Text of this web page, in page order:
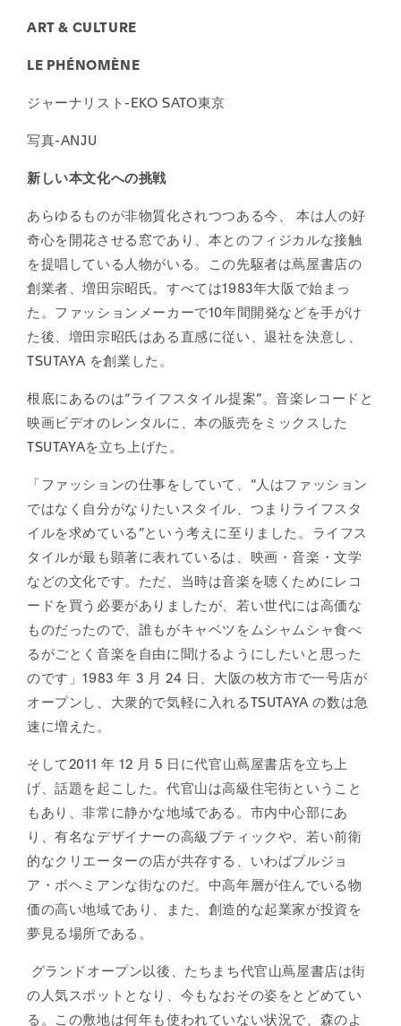
ART & CULTURE
LE PHÉNOMÈNE
ジャーナリスト-EKO SATO東京
写真-ANJU
新しい本文化への挑戦
あらゆるものが非物質化されつつある今、 本は人の好
奇心を開花させる窓であり、本とのフィジカルな接触
を提唱している人物がいる。この先駆者は蔦屋書店の
創業者、増田宗昭氏。すべては1983年大阪で始まっ
た。ファッションメーカーで10年間開発などを手がけ
た後、増田宗昭氏はある直感に従い、退社を決意し、
TSUTAYA を創業した。
根底にあるのは“ライフスタイル提案”。音楽レコードと
映画ビデオのレンタルに、本の販売をミックスした
TSUTAYAを立ち上げた。
「ファッションの仕事をしていて、“人はファッション
ではなく自分がなりたいスタイル、つまりライフスタ
イルを求めている”という考えに至りました。ライフス
タイルが最も顕著に表れているは、映画・音楽・文学
などの文化です。ただ、当時は音楽を聴くためにレコ
ードを買う必要がありましたが、若い世代には高価な
ものだったので、誰もがキャベツをムシャムシャ食べ
るがごとく音楽を自由に聞けるようにしたいと思った
のです」1983 年 3 月 24 日、大阪の枚方市で一号店が
オープンし、大衆的で気軽に入れるTSUTAYA の数は急
速に増えた。
そして2011 年 12 月 5 日に代官山蔦屋書店を立ち上
げ、話題を起こした。代官山は高級住宅街ということ
もあり、非常に静かな地域である。市内中心部にあ
り、有名なデザイナーの高級ブティックや、若い前衛
的なクリエーターの店が共存する、いわばブルジョ
ア・ボヘミアンな街なのだ。中高年層が住んでいる物
価の高い地域であり、また、創造的な起業家が投資を
夢見る場所である。
グランドオープン以後、たちまち代官山蔦屋書店は街
の人気スポットとなり、今もなおその姿をとどめてい
る。この敷地は何年も使われていない状況で、森のよ